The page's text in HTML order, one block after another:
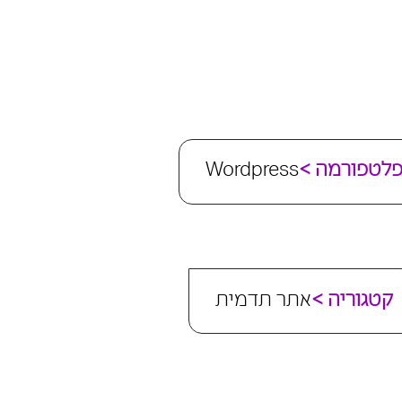
Wordpress פלטפורמה
אתר תדמית < קטגוריה